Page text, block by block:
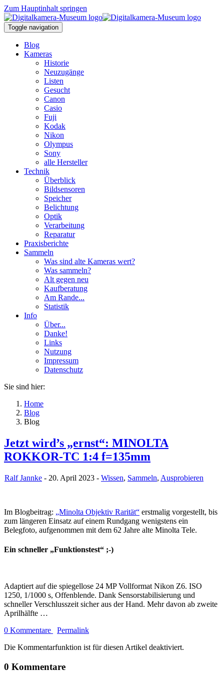
Zum Hauptinhalt springen
Toggle navigation
Blog
Kameras
Historie
Neuzugänge
Listen
Gesucht
Canon
Casio
Fuji
Kodak
Nikon
Olympus
Sony
alle Hersteller
Technik
Überblick
Bildsensoren
Speicher
Belichtung
Optik
Verarbeitung
Reparatur
Praxisberichte
Sammeln
Was sind alte Kameras wert?
Was sammeln?
Alt gegen neu
Kaufberatung
Am Rande...
Statistik
Info
Über...
Danke!
Links
Nutzung
Impressum
Datenschutz
Sie sind hier:
Home
Blog
Blog
Jetzt wird’s „ernst“: MINOLTA
ROKKOR-TC 1:4 f=135mm
Ralf Jannke - 20. April 2023 - Wissen, Sammeln, Ausprobieren
Im Blogbeitrag: „Minolta Objektiv Rarität“ erstmalig vorgestellt, bis
zum längeren Einsatz auf einem Rundgang wenigstens ein
Belegfoto, aufgenommen mit dem 62 Jahre alte Minolta Tele.
Ein schneller „Funktionstest“ ;-)
Adaptiert auf die spiegellose 24 MP Vollformat Nikon Z6. ISO
1250, 1/1000 s, Offenblende. Dank Sensorstabilisierung und
schneller Verschlusszeit sicher aus der Hand. Mehr davon ab zweite
Aprilhälfte …
0 Kommentare
Permalink
Die Kommentarfunktion ist für diesen Artikel deaktiviert.
0 Kommentare